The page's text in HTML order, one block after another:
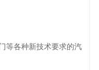
等各种新技术要求的汽